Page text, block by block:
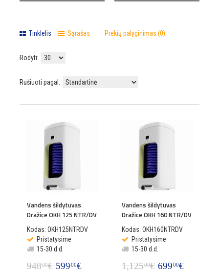
Tinklelis Sąrašas Prekių palyginimas (0)
Rodyti:
Rūšiuoti pagal:
Vandens šildytuvas
Dražice OKH 125 NTR/DV
Kodas: OKH125NTRDV
Pristatysime
15-30 d.d.
94800€ 59900€
Vandens šildytuvas
Dražice OKH 160 NTR/DV
Kodas: OKH160NTRDV
Pristatysime
15-30 d.d.
1,12500€ 69900€